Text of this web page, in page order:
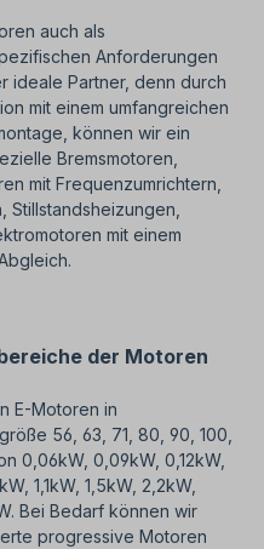
auch als
Anforderungen
ideale Partner, denn durch
mit einem umfangreichen
können wir ein
Bremsmotoren,
mit Frequenzumrichtern,
Stillstandsheizungen,
mit einem
der Motoren
E-Motoren in
56, 63, 71, 80, 90, 100,
0,06kW, 0,09kW, 0,12kW,
1,1kW, 1,5kW, 2,2kW,
Bei Bedarf können wir
progressive Motoren